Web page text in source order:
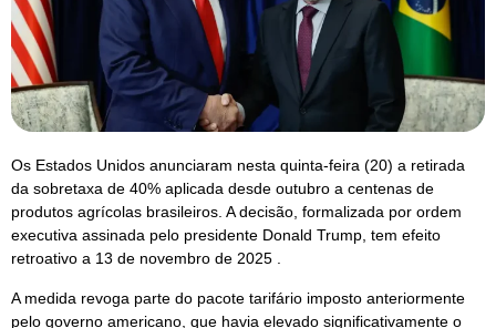
Os Estados Unidos anunciaram nesta quinta-feira (20) a retirada
da sobretaxa de 40% aplicada desde outubro a centenas de
produtos agrícolas brasileiros. A decisão, formalizada por ordem
executiva assinada pelo presidente Donald Trump, tem efeito
retroativo a 13 de novembro de 2025 .
A medida revoga parte do pacote tarifário imposto anteriormente
pelo governo americano, que havia elevado significativamente o